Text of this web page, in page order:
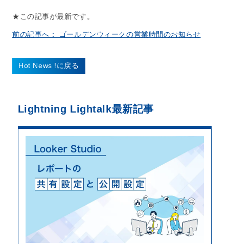
★この記事が最新です。
前の記事へ： ゴールデンウィークの営業時間のお知らせ
Hot News !に戻る
Lightning Lightalk最新記事